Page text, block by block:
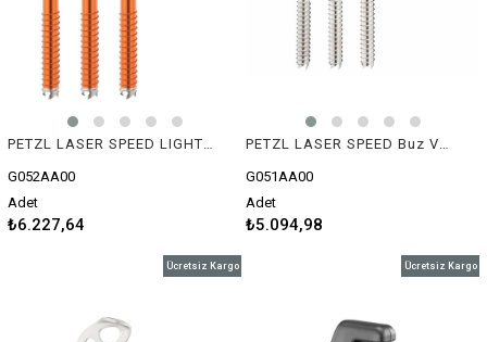
PETZL LASER SPEED LIGHT Buz Vidası
G052AA00
Adet
₺6.227,64
PETZL LASER SPEED Buz Vidası
G051AA00
Adet
₺5.094,98
Ücretsiz Kargo Ücretsiz Kargo